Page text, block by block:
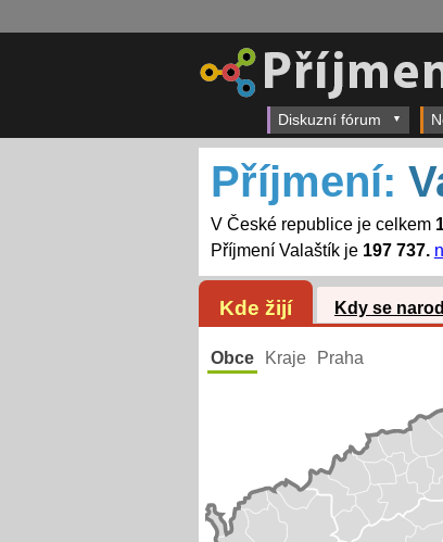
Diskuzní fórum
Příjmení:
V České republice je celkem
Příjmení Valaštík je 197 737.
Kde žijí Kdy se
Obce Kraje Praha